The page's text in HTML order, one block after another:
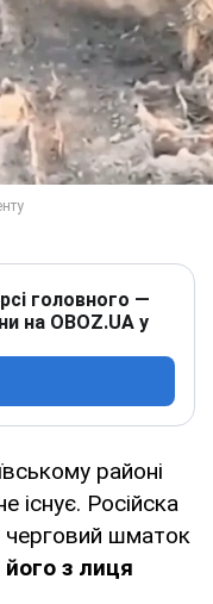
головного —
на OBOZ.UA у
районі
існує. Російска
черговий шматок
з лиця